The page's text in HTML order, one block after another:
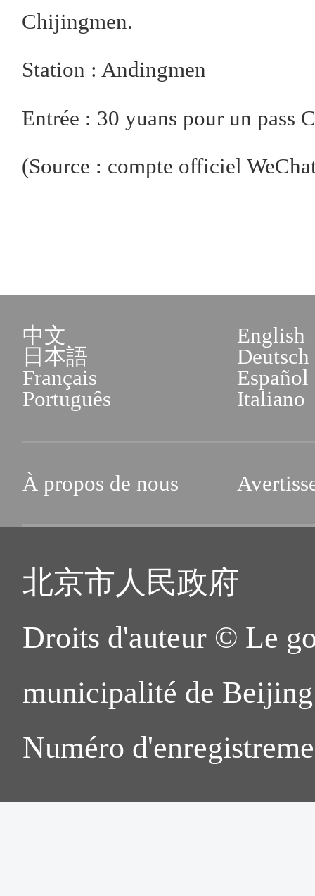
Chijingmen.
Station : Andingmen
Entrée : 30 yuans pour un pass
(Source : compte officiel
中文
English
日本語
Deutsch
Français
Español
Português
Italiano
À propos de nous
北京市人民政府
Droits d'auteur © Le
municipalité de
Numéro